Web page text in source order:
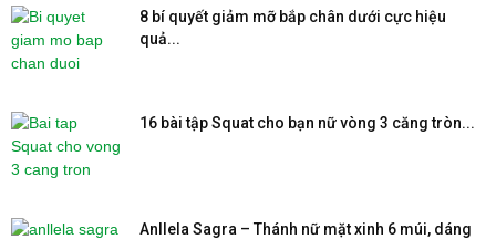
8 bí quyết giảm mỡ bắp chân dưới cực hiệu
quả...
16 bài tập Squat cho bạn nữ vòng 3 căng tròn...
Anllela Sagra – Thánh nữ mặt xinh 6 múi, dáng